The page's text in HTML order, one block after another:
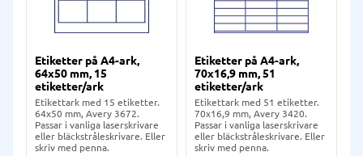
Etiketter på A4-ark,
64x50 mm, 15
etiketter/ark
Etikettark med 15 etiketter.
64x50 mm, Avery 3672.
Passar i vanliga laserskrivare
eller bläckstråleskrivare. Eller
skriv med penna.
Etiketter på A4-ark,
70x16,9 mm, 51
etiketter/ark
Etikettark med 51 etiketter.
70x16,9 mm, Avery 3420.
Passar i vanliga laserskrivare
eller bläckstråleskrivare. Eller
skriv med penna.